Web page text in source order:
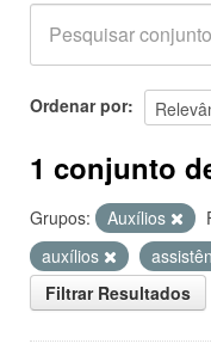
Grupos
Sobre
Ordenar por
1 conjunto
Grupos: Auxílios
auxílios
Filtrar Resultados